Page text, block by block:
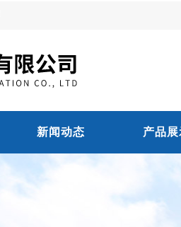
新闻动态 产品展